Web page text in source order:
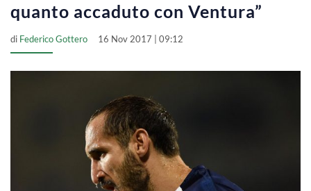
quanto accaduto con Ventura”
di Federico Gottero 16 Nov 2017 | 09:12